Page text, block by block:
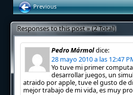
Previous
Responses to this post » (2 Total)
Pedro Mármoldice:
28 mayo 2010 a las 12:47
Yo tuve mi primer
desarrollar juegos, un
atraido por apple, tuve el gusto de
mejor trabajo de mi vida, es muy